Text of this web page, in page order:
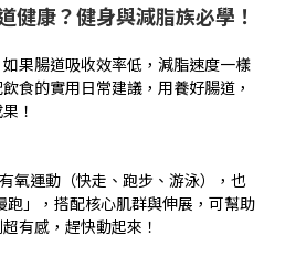
健康？健身與減脂族必學！
果腸道吸收效率低，減脂速度一樣
食的實用日常建議，用養好腸道，
！
氧運動（快走、跑步、游泳），也
」，搭配核心肌群與伸展，可幫助
有感，趕快動起來！